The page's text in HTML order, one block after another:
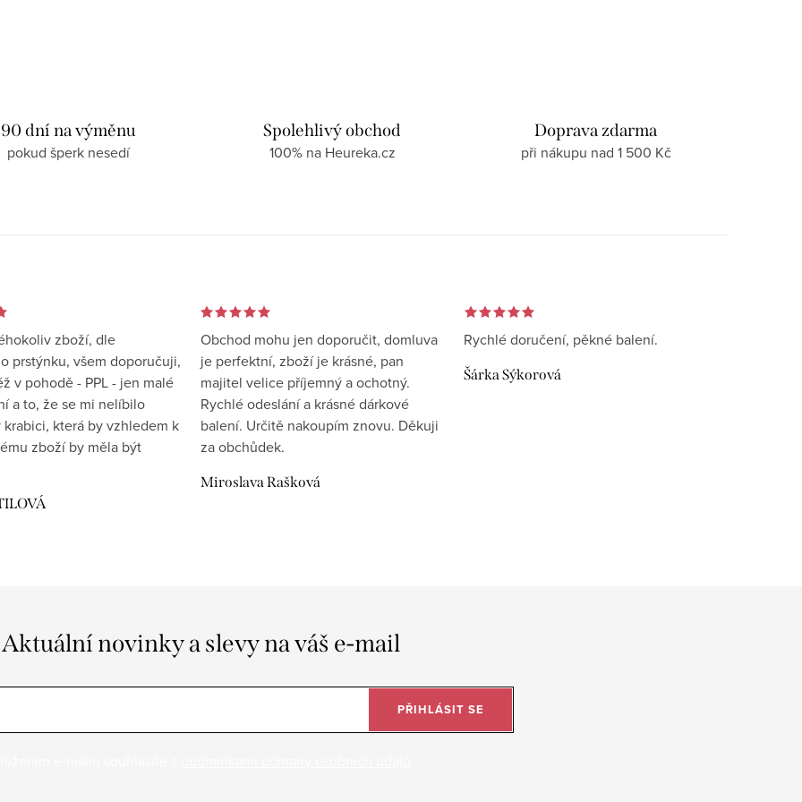
90 dní na výměnu
pokud šperk nesedí
Spolehlivý obchod
100% na Heureka.cz
Doprava zdarma
při nákupu nad 1 500 Kč
zboží, dle
prstýnku, všem doporučuji,
v pohodě - PPL - jen malé
a to, že se mi nelíbilo
která by vzhledem k
zboží by měla být
Obchod mohu jen doporučit, domluva
je perfektní, zboží je krásné, pan
majitel velice příjemný a ochotný.
Rychlé odeslání a krásné dárkové
balení. Určitě nakoupím znovu. Děkuji
za obchůdek.
Miroslava Rašková
Rychlé doručení, pěkné balení.
Šárka Sýkorová
Aktuální novinky a slevy na váš e-mail
PŘIHLÁSIT SE